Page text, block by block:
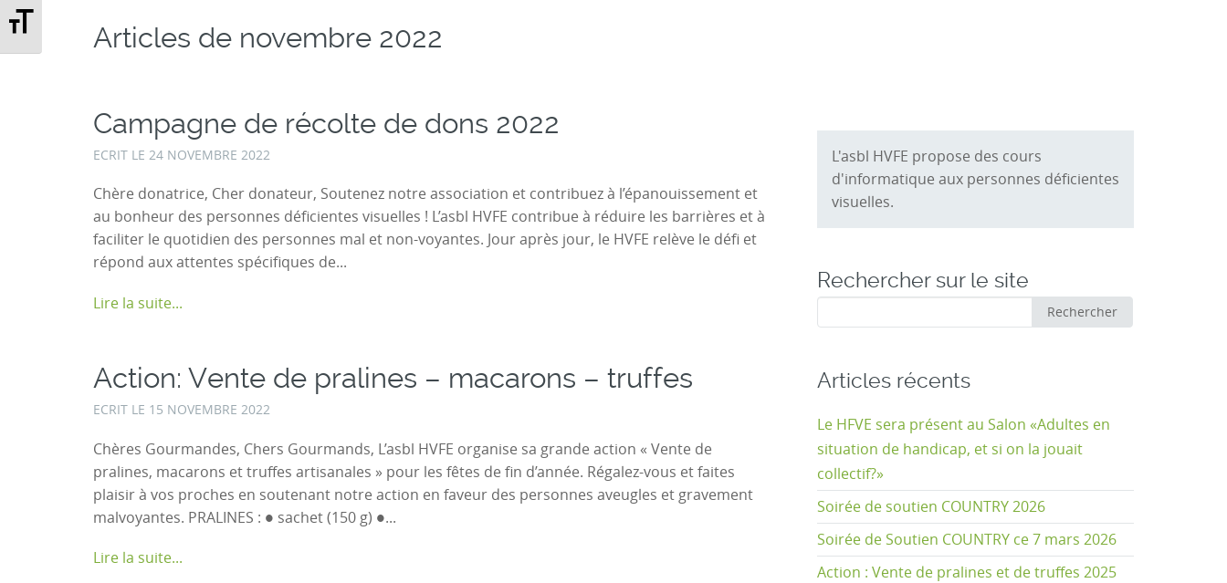
Changer la taille de la police
Articles de novembre 2022
Campagne de récolte de dons 2022
ECRIT LE 24 NOVEMBRE 2022
Chère donatrice, Cher donateur, Soutenez notre association et contribuez à l’épanouissement et
au bonheur des personnes déficientes visuelles ! L’asbl HVFE contribue à réduire les barrières et à
faciliter le quotidien des personnes mal et non-voyantes. Jour après jour, le HVFE relève le défi et
répond aux attentes spécifiques de...
Lire la suite...
Action: Vente de pralines – macarons – truffes
ECRIT LE 15 NOVEMBRE 2022
Chères Gourmandes, Chers Gourmands, L’asbl HVFE organise sa grande action « Vente de
pralines, macarons et truffes artisanales » pour les fêtes de fin d’année. Régalez-vous et faites
plaisir à vos proches en soutenant notre action en faveur des personnes aveugles et gravement
malvoyantes. PRALINES : ● sachet (150 g) ●...
Lire la suite...
L'asbl HVFE propose des cours
d'informatique aux personnes déficientes
visuelles.
Rechercher sur le site
:
Rechercher
Articles récents
Le HFVE sera présent au Salon «Adultes en
situation de handicap, et si on la jouait
collectif?»
Soirée de soutien COUNTRY 2026
Soirée de Soutien COUNTRY ce 7 mars 2026
Action : Vente de pralines et de truffes 2025